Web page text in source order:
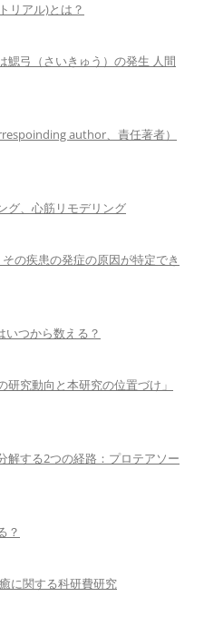
リアル)とは？
鰓弓（さいきゅう）の発生 人間
author、責任著者）
グ、心筋リモデリング
の疾患の発症の原因が特定でき
いつから数える？
究動向と本研究の位置づけ」
解する2つの経路：プロテアソー
？
に関する科研費研究